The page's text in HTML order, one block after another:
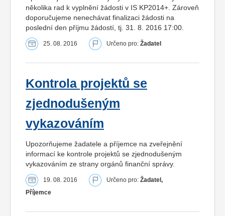
několika rad k vyplnění žádosti v IS KP2014+. Zároveň
doporučujeme nenechávat finalizaci žádosti na
poslední den příjmu žádostí, tj. 31. 8. 2016 17:00.
25. 08. 2016 Určeno pro: Žadatel
Kontrola projektů se
zjednodušeným
vykazováním
Upozorňujeme žadatele a příjemce na zveřejnění
informací ke kontrole projektů se zjednodušeným
vykazováním ze strany orgánů finanční správy.
19. 08. 2016 Určeno pro: Žadatel,
Příjemce